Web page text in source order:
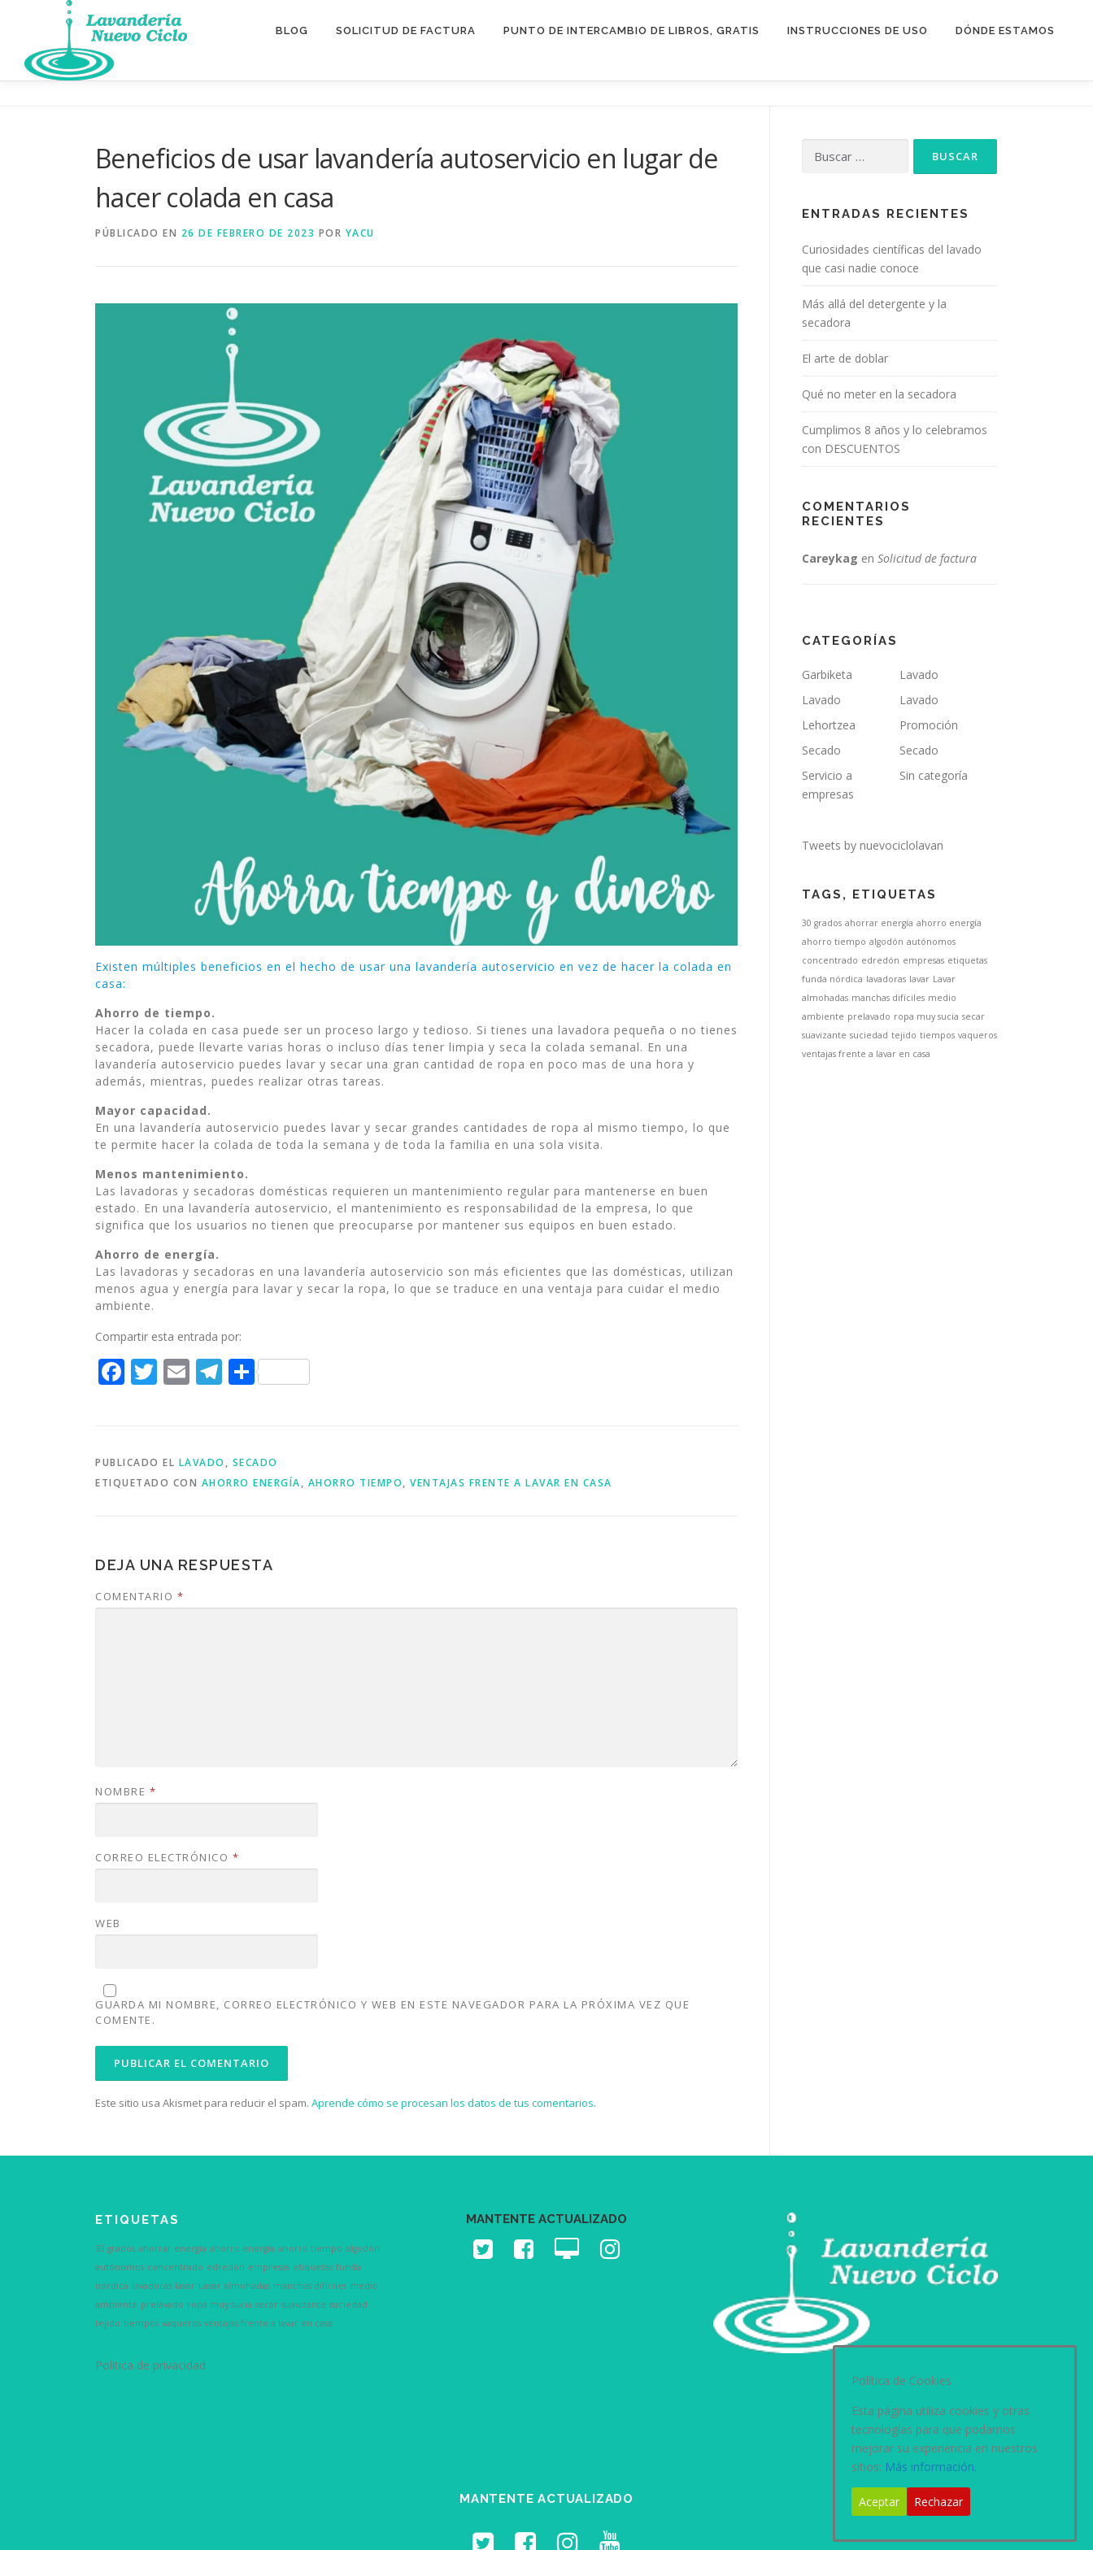
contenido
BLOG SOLICITUD DE FACTURA PUNTO DE INTERCAMBIO DE LIBROS, GRATIS INSTRUCCIONES DE USO DÓNDE ESTAMOS
Beneficios de usar lavandería autoservicio en lugar de
hacer colada en casa
PÚBLICADO EN 26 DE FEBRERO DE 2023 POR YACU
Existen múltiples beneficios en el hecho de usar una lavandería autoservicio en vez de hacer la colada en
casa:
Ahorro de tiempo.
Hacer la colada en casa puede ser un proceso largo y tedioso. Si tienes una lavadora pequeña o no tienes
secadora, puede llevarte varias horas o incluso días tener limpia y seca la colada semanal. En una
lavandería autoservicio puedes lavar y secar una gran cantidad de ropa en poco mas de una hora y
además, mientras, puedes realizar otras tareas.
Mayor capacidad.
En una lavandería autoservicio puedes lavar y secar grandes cantidades de ropa al mismo tiempo, lo que
te permite hacer la colada de toda la semana y de toda la familia en una sola visita.
Menos mantenimiento.
Las lavadoras y secadoras domésticas requieren un mantenimiento regular para mantenerse en buen
estado. En una lavandería autoservicio, el mantenimiento es responsabilidad de la empresa, lo que
significa que los usuarios no tienen que preocuparse por mantener sus equipos en buen estado.
Ahorro de energía.
Las lavadoras y secadoras en una lavandería autoservicio son más eficientes que las domésticas, utilizan
menos agua y energía para lavar y secar la ropa, lo que se traduce en una ventaja para cuidar el medio
ambiente.
Compartir esta entrada por:
Facebook
Twitter
EmailTelegram
Compartir
PUBLICADO EL LAVADO , SECADO
ETIQUETADO CON AHORRO ENERGÍA, AHORRO TIEMPO, VENTAJAS FRENTE A LAVAR EN CASA
DEJA UNA RESPUESTA
COMENTARIO *
NOMBRE *
CORREO ELECTRÓNICO *
WEB
GUARDA MI NOMBRE, CORREO ELECTRÓNICO Y WEB EN ESTE NAVEGADOR PARA LA PRÓXIMA VEZ QUE
COMENTE.
Este sitio usa Akismet para reducir el spam. Aprende cómo se procesan los datos de tus comentarios.
ENTRADAS RECIENTES
Curiosidades científicas del lavado
que casi nadie conoce
Más allá del detergente y la
secadora
El arte de doblar
Qué no meter en la secadora
Cumplimos 8 años y lo celebramos
con DESCUENTOS
COMENTARIOS
RECIENTES
Careykag en Solicitud de factura
CATEGORÍAS
Garbiketa
Lavado
Lavado
Lavado
Lehortzea
Promoción
Secado
Secado
Servicio a
empresas
Sin categoría
Tweets by nuevociclolavan
TAGS, ETIQUETAS
30 grados ahorrar energía ahorro energía
ahorro tiempo algodón autónomos
concentrado edredón empresas etiquetas
funda nórdica lavadoras lavar Lavar
almohadas manchas difíciles medio
ambiente prelavado ropa muy sucia secar
suavizante suciedad tejido tiempos vaqueros
ventajas frente a lavar en casa
ETIQUETAS
30 grados ahorrar energía ahorro energía ahorro tiempo algodón
autónomos concentrado edredón empresas etiquetas funda
nórdica lavadoras lavar Lavar almohadas manchas difíciles medio
ambiente prelavado ropa muy sucia secar suavizante suciedad
tejido tiempos vaqueros ventajas frente a lavar en casa
Politica de privacidad
MANTENTE ACTUALIZADO
MANTENTE ACTUALIZADO
Política de Cookies
Esta página utiliza cookies y otras
tecnologías para que podamos
mejorar su experiencia en nuestros
sitios: Más información.
Aceptar Rechazar